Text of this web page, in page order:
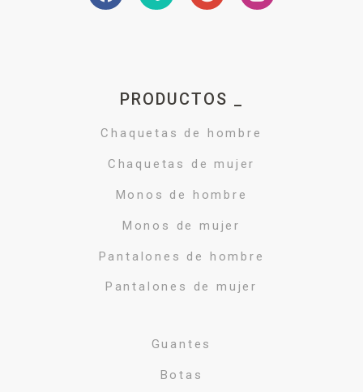
PRODUCTOS _
Chaquetas de hombre
Chaquetas de mujer
Monos de hombre
Monos de mujer
Pantalones de hombre
Pantalones de mujer
Guantes
Botas